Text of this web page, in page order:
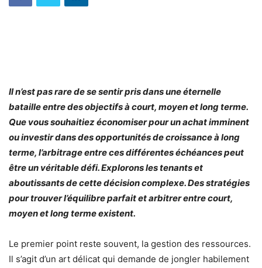
Il n’est pas rare de se sentir pris dans une éternelle
bataille entre des objectifs à court, moyen et long terme.
Que vous souhaitiez économiser pour un achat imminent
ou investir dans des opportunités de croissance à long
terme, l’arbitrage entre ces différentes échéances peut
être un véritable défi. Explorons les tenants et
aboutissants de cette décision complexe. Des stratégies
pour trouver l’équilibre parfait et arbitrer entre court,
moyen et long terme existent.
Le premier point reste souvent, la gestion des ressources.
Il s’agit d’un art délicat qui demande de jongler habilement